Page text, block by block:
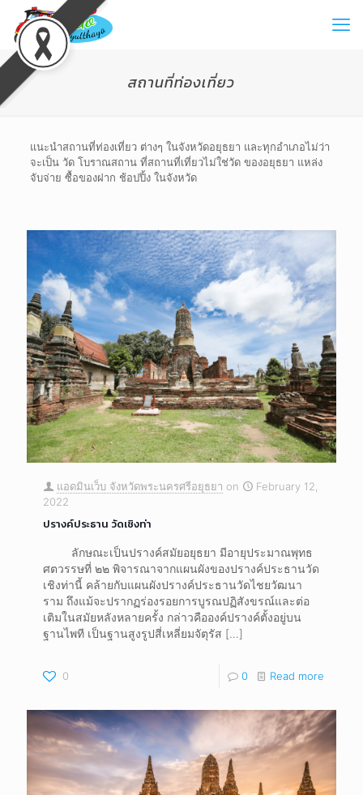
สถานที่ท่องเที่ยว
แนะนำสถานที่ท่องเที่ยว ต่างๆ ในจังหวัดอยุธยา และทุกอำเภอไม่ว่า
จะเป็น วัด โบราณสถาน ที่สถานที่เที่ยวไม่ใช่วัด ของอยุธยา แหล่ง
จับจ่าย ซื้อของฝาก ช้อปปิ้ง ในจังหวัด
แอดมินเว็บ จังหวัดพระนครศรีอยุธยา on
February 12,
2022
ปรางค์ประธาน วัดเชิงท่า
ลักษณะเป็นปรางค์สมัยอยุธยา มีอายุประมาณพุทธ
ศตวรรษที่ ๒๒ พิจารณาจากแผนผังของปรางค์ประธานวัด
เชิงท่านี้ คล้ายกับแผนผังปรางค์ประธานวัดไชยวัฒนา
ราม ถึงแม้จะปรากฏร่องรอยการบูรณปฏิสังขรณ์และต่อ
เติมในสมัยหลังหลายครั้ง กล่าวคือองค์ปรางค์ตั้งอยู่บน
ฐานไพที เป็นฐานสูงรูปสี่เหลี่ยมจัตุรัส […]
0 0 Read more